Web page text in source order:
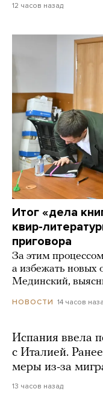
12 часов назад
Итог «дела
квир-
приговора
За этим
а избежать новых
Мединский,
НОВОСТИ 14 часов
Испания ввела
с Италией.
меры из-за
13 часов назад